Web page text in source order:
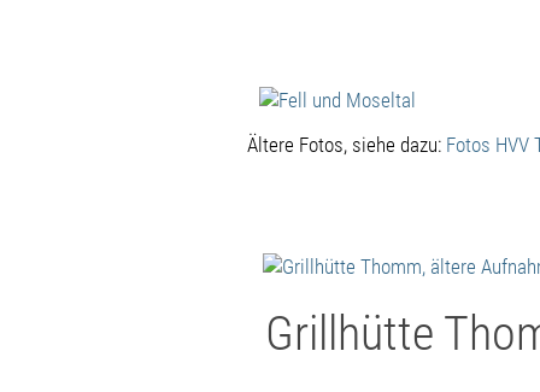
Ältere Fotos, siehe dazu: Fotos HVV
Grillhütte